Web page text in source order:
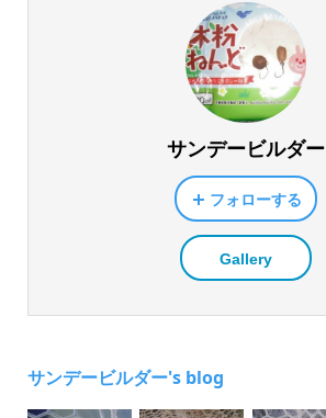
サンデービルダー
フォローする
Gallery
サンデービルダー's blog